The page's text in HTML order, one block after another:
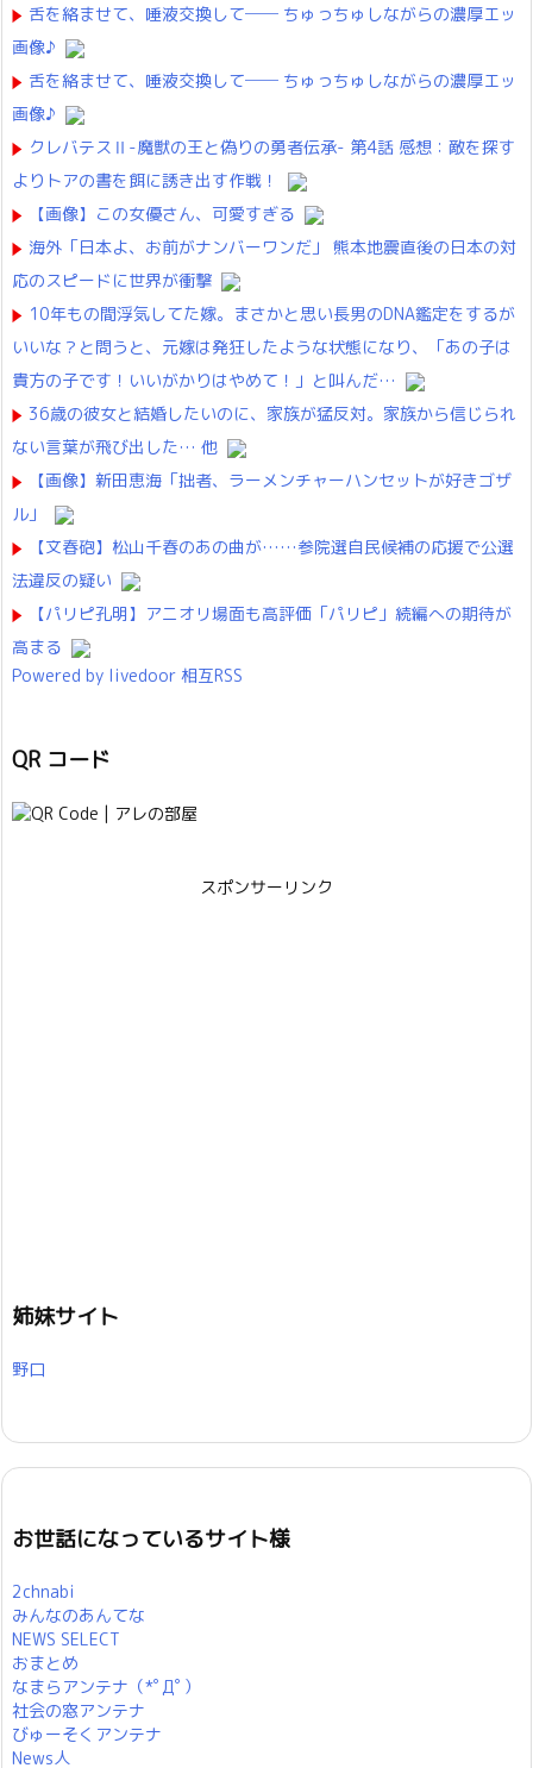
舌を絡ませて、唾液交換して── ちゅっちゅしながらの濃厚エッ
画像♪
舌を絡ませて、唾液交換して── ちゅっちゅしながらの濃厚エッ
画像♪
クレバテスⅡ-魔獣の王と偽りの勇者伝承- 第4話 感想：敵を探す
よりトアの書を餌に誘き出す作戦！
【画像】この女優さん、可愛すぎる
海外「日本よ、お前がナンバーワンだ」 熊本地震直後の日本の対
応のスピードに世界が衝撃
10年もの間浮気してた嫁。まさかと思い長男のDNA鑑定をするが
いいな？と問うと、元嫁は発狂したような状態になり、「あの子は
貴方の子です！いいがかりはやめて！」と叫んだ…
36歳の彼女と結婚したいのに、家族が猛反対。家族から信じられ
ない言葉が飛び出した… 他
【画像】新田恵海「拙者、ラーメンチャーハンセットが好きゴザ
ル」
【文春砲】松山千春のあの曲が……参院選自民候補の応援で公選
法違反の疑い
【パリピ孔明】アニオリ場面も高評価「パリピ」続編への期待が
高まる
Powered by livedoor 相互RSS
QR コード
スポンサーリンク
姉妹サイト
野口
お世話になっているサイト様
2chnabi
みんなのあんてな
NEWS SELECT
おまとめ
なまらアンテナ（*ﾟДﾟ）
社会の窓アンテナ
びゅーそくアンテナ
News人